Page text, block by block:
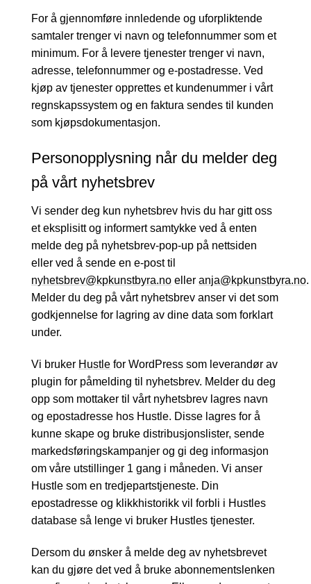
For å gjennomføre innledende og uforpliktende
samtaler trenger vi navn og telefonnummer som et
minimum. For å levere tjenester trenger vi navn,
adresse, telefonnummer og e-postadresse. Ved
kjøp av tjenester opprettes et kundenummer i vårt
regnskapssystem og en faktura sendes til kunden
som kjøpsdokumentasjon.
Personopplysning når du melder deg
på vårt nyhetsbrev
Vi sender deg kun nyhetsbrev hvis du har gitt oss
et eksplisitt og informert samtykke ved å enten
melde deg på nyhetsbrev-pop-up på nettsiden
eller ved å sende en e-post til
nyhetsbrev@kpkunstbyra.no eller anja@kpkunstbyra.no.
Melder du deg på vårt nyhetsbrev anser vi det som
godkjennelse for lagring av dine data som forklart
under.
Vi bruker Hustle for WordPress som leverandør av
plugin for påmelding til nyhetsbrev. Melder du deg
opp som mottaker til vårt nyhetsbrev lagres navn
og epostadresse hos Hustle. Disse lagres for å
kunne skape og bruke distribusjonslister, sende
markedsføringskampanjer og gi deg informasjon
om våre utstillinger 1 gang i måneden. Vi anser
Hustle som en tredjepartstjeneste. Din
epostadresse og klikkhistorikk vil forbli i Hustles
database så lenge vi bruker Hustles tjenester.
Dersom du ønsker å melde deg av nyhetsbrevet
kan du gjøre det ved å bruke abonnementslenken